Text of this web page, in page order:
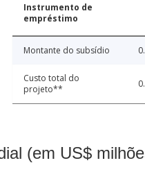
Instrumento de
empréstimo
Montante do subsídio
Custo total do
projeto**
(em US$